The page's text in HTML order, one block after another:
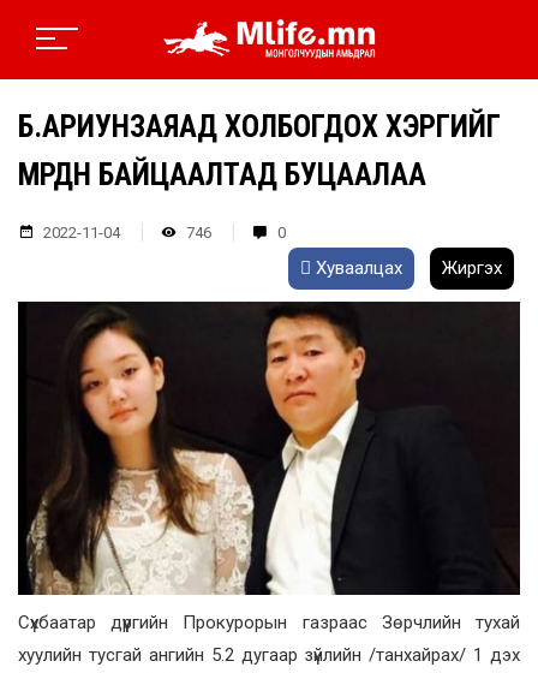
Б.АРИУНЗАЯАД ХОЛБОГДОХ ХЭРГИЙГ
МӨРДӨН БАЙЦААЛТАД БУЦААЛАА
2022-11-04 746 0
Хуваалцах Жиргэх
Сүхбаатар дүүргийн Прокурорын газраас Зөрчлийн тухай
хуулийн тусгай ангийн 5.2 дугаар зүйлийн /танхайрах/ 1 дэх